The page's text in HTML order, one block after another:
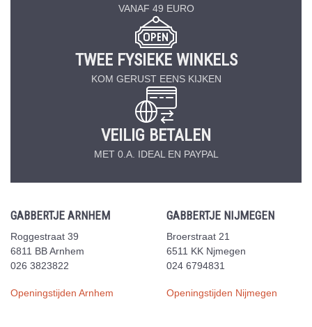
VANAF 49 EURO
TWEE FYSIEKE WINKELS
KOM GERUST EENS KIJKEN
VEILIG BETALEN
MET 0.A. IDEAL EN PAYPAL
GABBERTJE ARNHEM
Roggestraat 39
6811 BB Arnhem
026 3823822
Openingstijden Arnhem
GABBERTJE NIJMEGEN
Broerstraat 21
6511 KK Njmegen
024 6794831
Openingstijden Nijmegen